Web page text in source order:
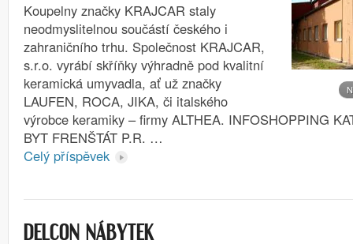
Koupelny značky KRAJCAR staly
neodmyslitelnou součástí českého i
zahraničního trhu. Společnost KRAJCAR,
s.r.o. vyrábí skříňky výhradně pod kvalitní
keramická umyvadla, ať už značky
LAUFEN, ROCA, JIKA, či italského
výrobce keramiky – firmy ALTHEA. INFOSHOPPING
BYT FRENŠTÁT P.R. …
Celý příspěvek
DELCON NÁBYTEK